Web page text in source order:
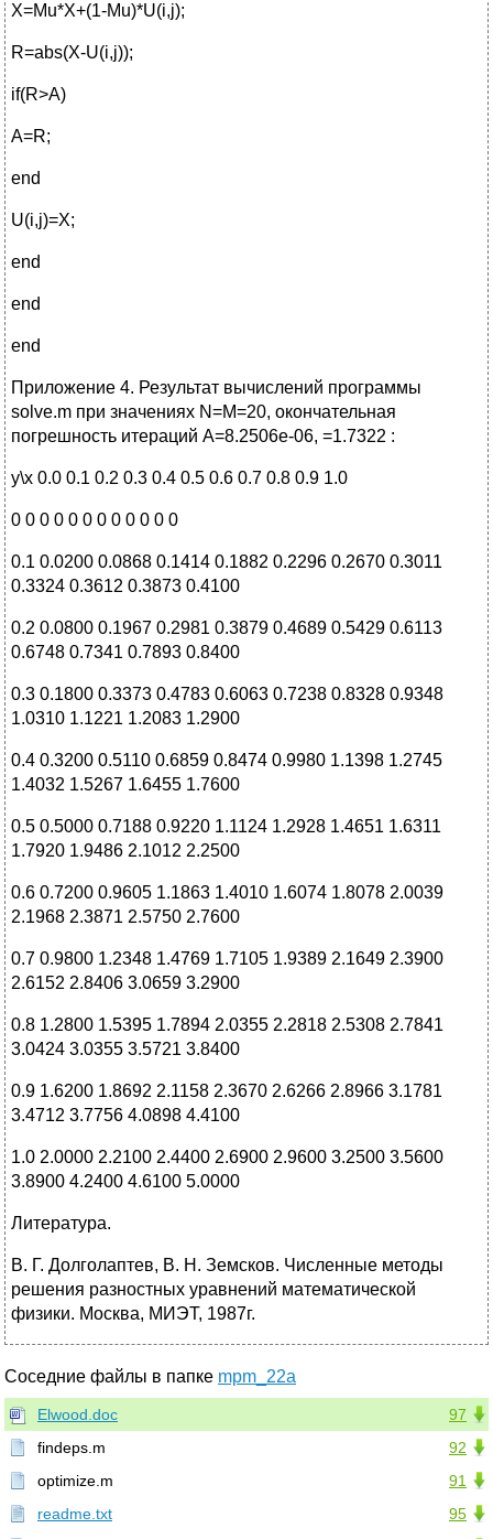
X=Mu*X+(1-Mu)*U(i,j);
R=abs(X-U(i,j));
if(R>A)
A=R;
end
U(i,j)=X;
end
end
end
Приложение 4. Результат вычислений программы
solve.m при значениях N=M=20, окончательная
погрешность итераций А=8.2506е-06, =1.7322 :
y\x 0.0 0.1 0.2 0.3 0.4 0.5 0.6 0.7 0.8 0.9 1.0
0 0 0 0 0 0 0 0 0 0 0 0
0.1 0.0200 0.0868 0.1414 0.1882 0.2296 0.2670 0.3011
0.3324 0.3612 0.3873 0.4100
0.2 0.0800 0.1967 0.2981 0.3879 0.4689 0.5429 0.6113
0.6748 0.7341 0.7893 0.8400
0.3 0.1800 0.3373 0.4783 0.6063 0.7238 0.8328 0.9348
1.0310 1.1221 1.2083 1.2900
0.4 0.3200 0.5110 0.6859 0.8474 0.9980 1.1398 1.2745
1.4032 1.5267 1.6455 1.7600
0.5 0.5000 0.7188 0.9220 1.1124 1.2928 1.4651 1.6311
1.7920 1.9486 2.1012 2.2500
0.6 0.7200 0.9605 1.1863 1.4010 1.6074 1.8078 2.0039
2.1968 2.3871 2.5750 2.7600
0.7 0.9800 1.2348 1.4769 1.7105 1.9389 2.1649 2.3900
2.6152 2.8406 3.0659 3.2900
0.8 1.2800 1.5395 1.7894 2.0355 2.2818 2.5308 2.7841
3.0424 3.0355 3.5721 3.8400
0.9 1.6200 1.8692 2.1158 2.3670 2.6266 2.8966 3.1781
3.4712 3.7756 4.0898 4.4100
1.0 2.0000 2.2100 2.4400 2.6900 2.9600 3.2500 3.5600
3.8900 4.2400 4.6100 5.0000
Литература.
В. Г. Долголаптев, В. Н. Земсков. Численные методы
решения разностных уравнений математической
физики. Москва, МИЭТ, 1987г.
Соседние файлы в папке mpm_22a
97
Elwood.doc
92
findeps.m
91
optimize.m
95
readme.txt